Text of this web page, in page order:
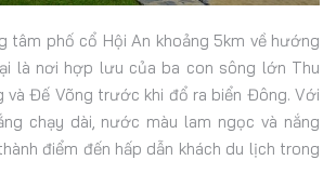
tâm phố cổ Hội An khoảng 5km về hướng
là nơi hợp lưu của ba con sông lớn Thu
và Đế Võng trước khi đổ ra biển Đông. Với
chạy dài, nước màu lam ngọc và nắng
điểm đến hấp dẫn khách du lịch trong